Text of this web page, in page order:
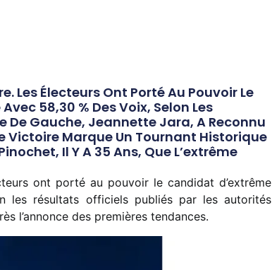
Les Électeurs Ont Porté Au Pouvoir Le
58,30 % Des Voix, Selon Les
De Gauche, Jeannette Jara, A Reconnu
Victoire Marque Un Tournant Historique
Il Y A 35 Ans, Que L’extrême
ont porté au pouvoir le candidat d’extrême
les résultats officiels publiés par les autorités
l’annonce des premières tendances.